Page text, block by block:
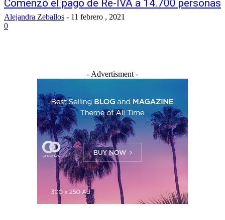
Comenzó el pago de Re-IVA a 14.700 personas
Alejandra Zeballos - 11 febrero , 2021
0
- Advertisment -